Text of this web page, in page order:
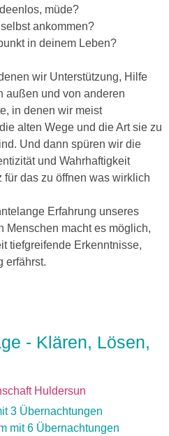
müde?
ankommen?
in deinem Leben?
wir Unterstützung, Hilfe
außen und von anderen
in denen wir meist
alten Wege und die Art sie zu
Und dann spüren wir die
und Wahrhaftigkeit
das zu öffnen was wirklich
Erfahrung unseres
Menschen macht es möglich,
tiefgreifende Erkenntnisse,
erfährst.
- Klären, Lösen,
Huldersun
3 Übernachtungen
mit 6 Übernachtungen